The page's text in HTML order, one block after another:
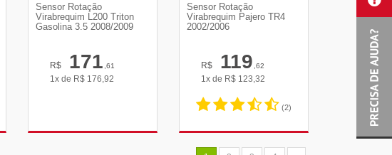
Sensor Rotação
Virabrequim L200 Triton
Gasolina 3.5 2008/2009
R$ 171,61
1x de R$ 176,92
Sensor Rotação
Virabrequim Pajero TR4
2002/2006
R$ 119,62
1x de R$ 123,32
(2)